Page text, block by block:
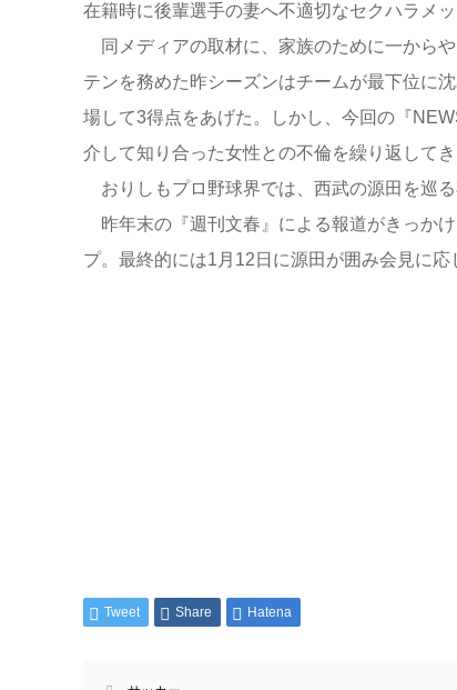
在籍時に後輩選手の妻へ不適切なセクハラメ
同メディアの取材に、家族のために一から
テンを務めた昨シーズンはチームが最下位に
場して3得点をあげた。しかし、今回の『
介して知り合った女性との不倫を繰り返してき
おりしもプロ野球界では、西武の源田を巡る
昨年末の『週刊文春』による報道がきっか
プ。最終的には1月12日に源田が囲み会見に
Tweet Share Hatena